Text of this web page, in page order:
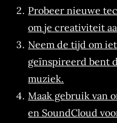
Probeer nieuwe
om je creativiteit
Neem de tijd om
geïnspireerd bent
muziek.
Maak gebruik van
en SoundCloud